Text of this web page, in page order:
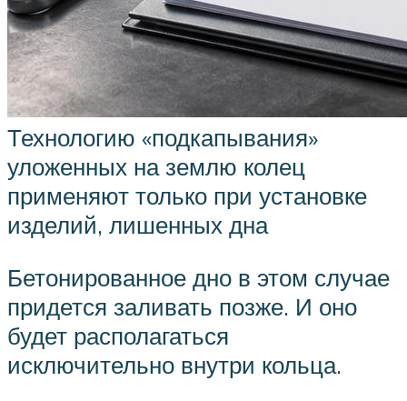
Технологию «подкапывания»
уложенных на землю колец
применяют только при установке
изделий, лишенных дна
Бетонированное дно в этом случае
придется заливать позже. И оно
будет располагаться
исключительно внутри кольца.